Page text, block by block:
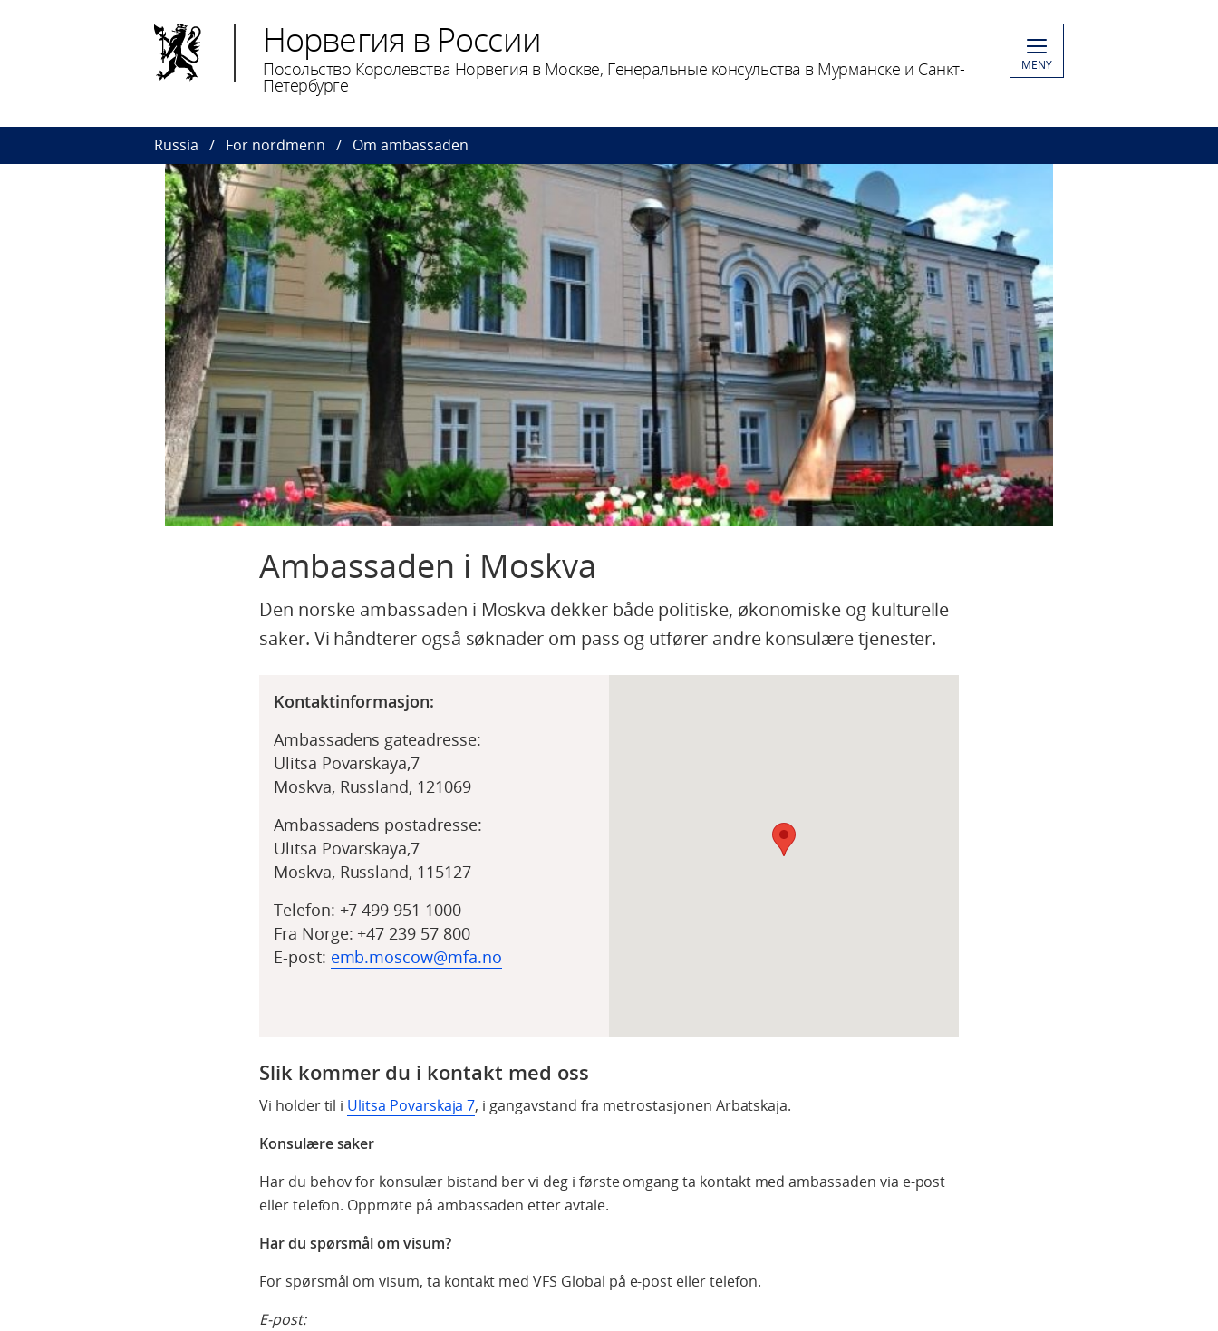
Норвегия в России
Посольство Королевства Норвегия в Москве, Генеральные консульства в Мурманске и Санкт-
Петербурге
MENY
Russia For nordmenn Om ambassaden
Ambassaden i Moskva
Den norske ambassaden i Moskva dekker både politiske, økonomiske og kulturelle
saker. Vi håndterer også søknader om pass og utfører andre konsulære tjenester.
Kontaktinformasjon:
Ambassadens gateadresse:
Ulitsa Povarskaya,7
Moskva, Russland, 121069
Ambassadens postadresse:
Ulitsa Povarskaya,7
Moskva, Russland, 115127
Telefon: +7 499 951 1000
Fra Norge: +47 239 57 800
E-post: emb.moscow@mfa.no
Slik kommer du i kontakt med oss
Vi holder til i Ulitsa Povarskaja 7, i gangavstand fra metrostasjonen Arbatskaja.
Konsulære saker
Har du behov for konsulær bistand ber vi deg i første omgang ta kontakt med ambassaden via e-post
eller telefon. Oppmøte på ambassaden etter avtale.
Har du spørsmål om visum?
For spørsmål om visum, ta kontakt med VFS Global på e-post eller telefon.
E-post: